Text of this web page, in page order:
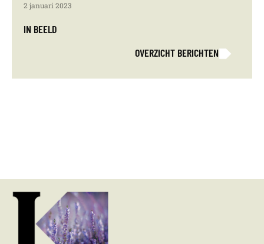
2 januari 2023
IN BEELD
OVERZICHT BERICHTEN